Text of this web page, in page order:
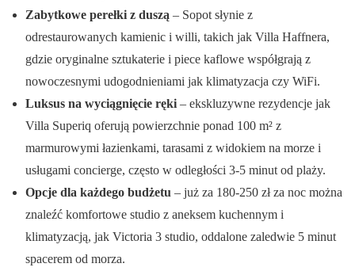
Zabytkowe perełki z duszą – Sopot słynie z
odrestaurowanych kamienic i willi, takich jak Villa Haffnera,
gdzie oryginalne sztukaterie i piece kaflowe współgrają z
nowoczesnymi udogodnieniami jak klimatyzacja czy WiFi.
Luksus na wyciągnięcie ręki – ekskluzywne rezydencje jak
Villa Superiq oferują powierzchnie ponad 100 m² z
marmurowymi łazienkami, tarasami z widokiem na morze i
usługami concierge, często w odległości 3-5 minut od plaży.
Opcje dla każdego budżetu – już za 180-250 zł za noc można
znaleźć komfortowe studio z aneksem kuchennym i
klimatyzacją, jak Victoria 3 studio, oddalone zaledwie 5 minut
spacerem od morza.